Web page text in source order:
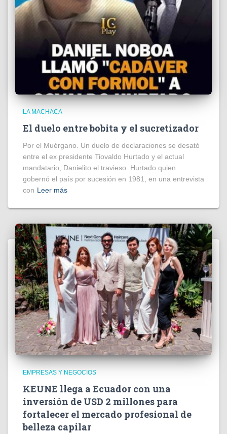
LA MACHACA
El duelo entre bobita y el sucretizador
Por el Muérgano. Un duelo de declaraciones se desató
entre el ex presidente Tiovaldo Hurtado y el actual
mandatario, Danielito el travieso. Hurtado quien
gobernó el país por sucesión en 1981, en una entrevista
con Leer más
EMPRESAS Y NEGOCIOS
KEUNE llega a Ecuador con una
inversión de USD 2 millones para
fortalecer el mercado profesional de
belleza capilar